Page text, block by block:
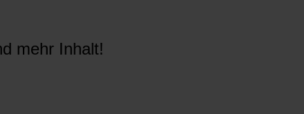
mehr Inhalt!